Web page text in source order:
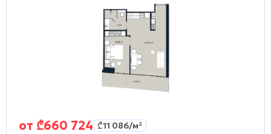
от ₾660 724 ₾11 086/м²